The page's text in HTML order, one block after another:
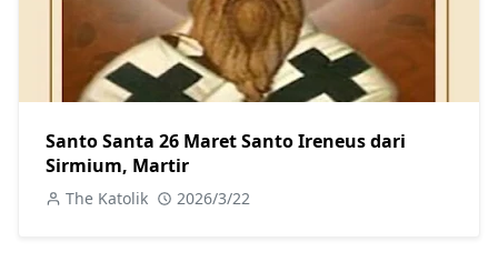
Santo Santa 26 Maret Santo Ireneus dari
Sirmium, Martir
The Katolik 2026/3/22